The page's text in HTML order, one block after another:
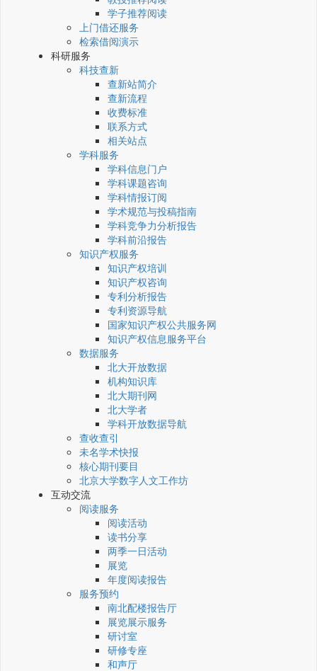
学子推荐阅读
上门借还服务
检索借阅演示
科研服务
科技查新
查新站简介
查新流程
收费标准
联系方式
相关站点
学科服务
学科信息门户
学科课题咨询
学科情报订阅
学术规范与投稿指南
学科竞争力分析报告
学科前沿报告
知识产权服务
知识产权培训
知识产权咨询
专利分析报告
专利资源导航
国家知识产权公共服务网
知识产权信息服务平台
数据服务
北大开放数据
机构知识库
北大期刊网
北大学者
学科开放数据导航
查收查引
未名学术快报
核心期刊要目
北京大学数字人文工作坊
互动交流
阅读服务
阅读活动
读书分享
两季一日活动
展览
年度阅读报告
服务预约
南北配楼报告厅
展览展示服务
研讨室
研修专座
和声厅